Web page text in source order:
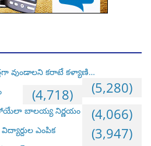
వుండాలని కరాటే కళ్యాణి…
(5,280)
(4,718)
బాలయ్య నిర్ణయం (4,066)
ఎంపిక (3,947)